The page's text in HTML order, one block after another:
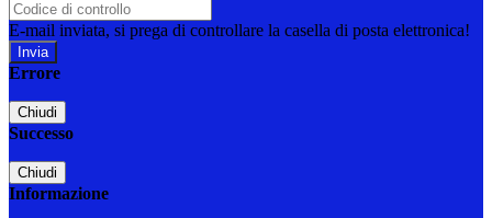
E-mail inviata, si prega di controllare la casella di posta elettronica!
Errore
Chiudi
Successo
Chiudi
Informazione